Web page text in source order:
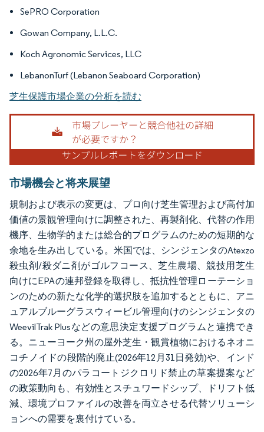
SePRO Corporation
Gowan Company, L.L.C.
Koch Agronomic Services, LLC
LebanonTurf (Lebanon Seaboard Corporation)
芝生保護市場企業の分析を読む
市場機会と将来展望
規制および表示の変更は、プロ向け芝生管理および高付加
価値の景観管理向けに調整された、再製剤化、代替の作用
機序、生物学的または総合的プログラムのための短期的な
余地を生み出している。米国では、シンジェンタのAtexzo
殺虫剤/殺ダニ剤がゴルフコース、芝生農場、競技用芝生
向けにEPAの連邦登録を取得し、抵抗性管理ローテーショ
ンのための新たな化学的選択肢を追加するとともに、アニ
ュアルブルーグラスウィービル管理向けのシンジェンタの
WeevilTrak Plusなどの意思決定支援プログラムと連携でき
る。ニューヨーク州の屋外芝生・観賞植物におけるネオニ
コチノイドの段階的廃止(2026年12月31日発効)や、インド
の2026年7月のパラコートジクロリド禁止の草案提案など
の政策動向も、有効性とスチュワードシップ、ドリフト低
減、環境プロファイルの改善を両立させる代替ソリューシ
ョンへの需要を裏付けている。